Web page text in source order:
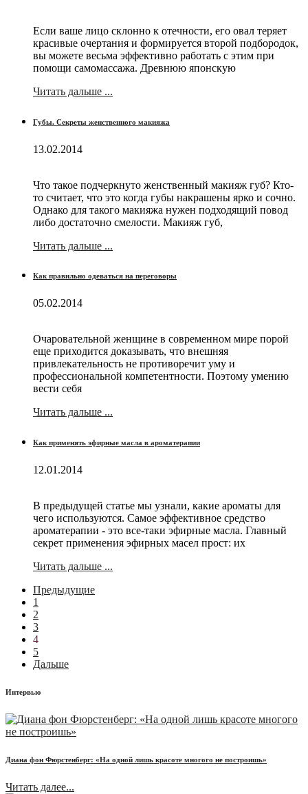
Если ваше лицо склонно к отечности, его овал теряет
красивые очертания и формируется второй подбородок,
вы можете весьма эффективно работать с этим при
помощи самомассажа. Древнюю японскую
Читать дальше ...
Губы. Секреты женственного макияжа
13.02.2014
Что такое подчеркнуто женственный макияж губ? Кто-
то считает, что это когда губы накрашены ярко и сочно.
Однако для такого макияжа нужен подходящий повод
либо достаточно смелости. Макияж губ,
Читать дальше ...
Как правильно одеваться на переговоры
05.02.2014
Очаровательной женщине в современном мире порой
еще приходится доказывать, что внешняя
привлекательность не противоречит уму и
профессиональной компетентности. Поэтому умению
вести себя
Читать дальше ...
Как применять эфирные масла в ароматерапии
12.01.2014
В предыдущей статье мы узнали, какие ароматы для
чего используются. Самое эффективное средство
ароматерапии - это все-таки эфирные масла. Главный
секрет применения эфирных масел прост: их
Читать дальше ...
Предыдущие
1
2
3
4
5
Дальше
Интервью
Диана фон Фюрстенберг: «На одной лишь красоте многого не построишь»
Читать далее...